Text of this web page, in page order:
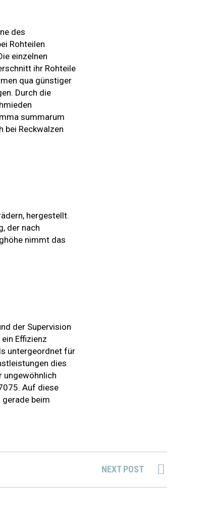
des
Rohteilen
einzelnen
ihr Rohteile
qua günstiger
Durch die
summarum
bei Reckwalzen
hergestellt.
der nach
nimmt das
der Supervision
Effizienz
untergeordnet für
dies
ungewöhnlich
Auf diese
beim
NEXT POST